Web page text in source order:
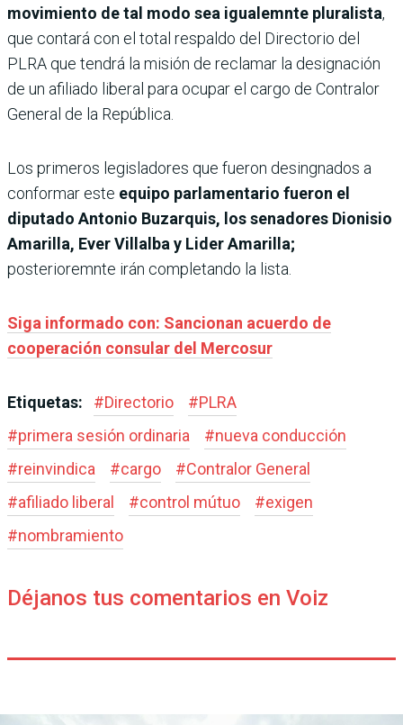
movimiento de tal modo sea igualemnte pluralista,
que contará con el total respaldo del Directorio del
PLRA que tendrá la misión de reclamar la designación
de un afiliado liberal para ocupar el cargo de Contralor
General de la República.
Los primeros legisladores que fueron desingnados a
conformar este equipo parlamentario fueron el
diputado Antonio Buzarquis, los senadores Dionisio
Amarilla, Ever Villalba y Lider Amarilla;
posterioremnte irán completando la lista.
Siga informado con: Sancionan acuerdo de
cooperación consular del Mercosur
Etiquetas: #Directorio #PLRA
#primera sesión ordinaria #nueva conducción
#reinvindica #cargo #Contralor General
#afiliado liberal #control mútuo #exigen
#nombramiento
Déjanos tus comentarios en Voiz